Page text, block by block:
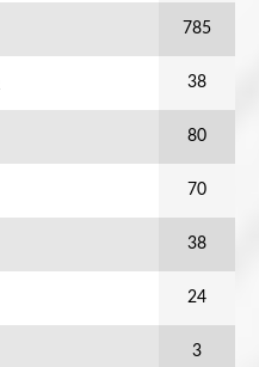
785
38
80
70
38
24
3